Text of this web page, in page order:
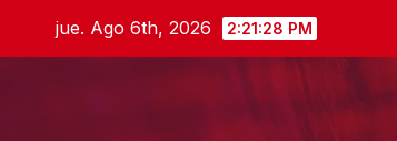
jue. Ago 6th, 2026 2:21:29 PM